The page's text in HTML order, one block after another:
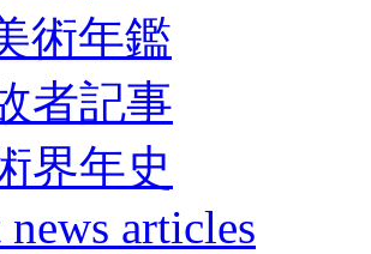
術年鑑
者記事
界年史
articles